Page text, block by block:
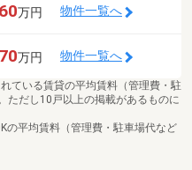
万円 物件一覧へ
万円 物件一覧へ
ている賃貸の平均賃料（管理費・駐
ただし10戸以上の掲載があるものに
の平均賃料（管理費・駐車場代など